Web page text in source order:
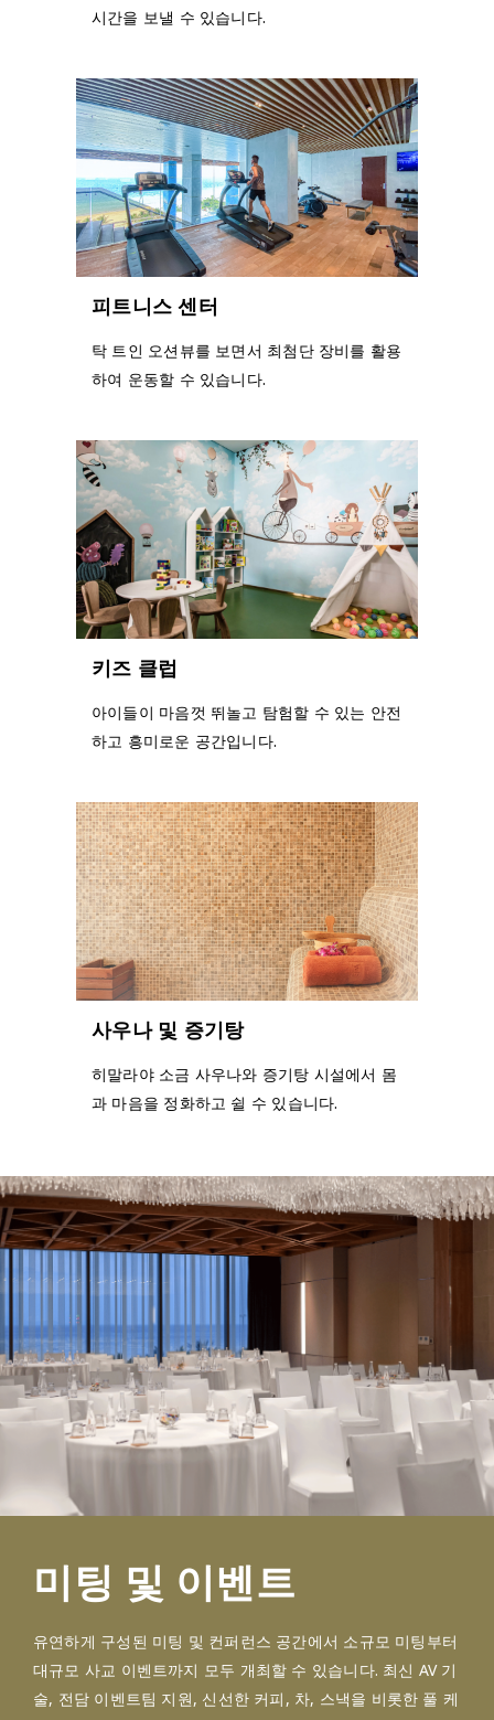
시간을 보낼 수 있습니다.
피트니스 센터
탁 트인 오션뷰를 보면서 최첨단 장비를 활용
하여 운동할 수 있습니다.
키즈 클럽
아이들이 마음껏 뛰놀고 탐험할 수 있는 안전
하고 흥미로운 공간입니다.
사우나 및 증기탕
히말라야 소금 사우나와 증기탕 시설에서 몸
과 마음을 정화하고 쉴 수 있습니다.
미팅 및 이벤트
유연하게 구성된 미팅 및 컨퍼런스 공간에서 소규모 미팅부터
대규모 사교 이벤트까지 모두 개최할 수 있습니다. 최신 AV 기
술, 전담 이벤트팀 지원, 신선한 커피, 차, 스낵을 비롯한 풀 케